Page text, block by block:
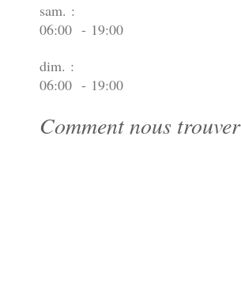
sam. :
06:00 - 19:00
dim. :
06:00 - 19:00
Comment nous trouver